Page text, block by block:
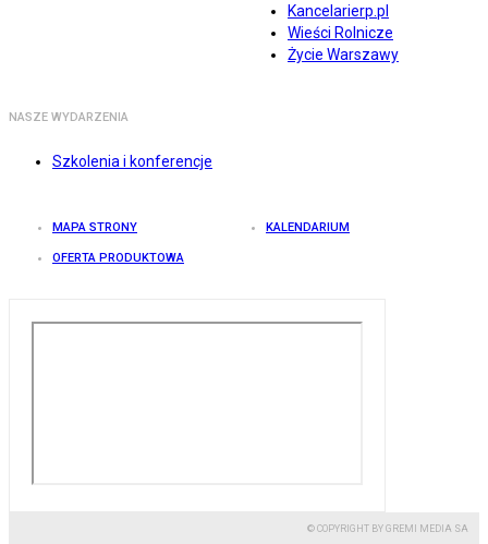
Kancelarierp.pl
Wieści Rolnicze
Życie Warszawy
NASZE WYDARZENIA
Szkolenia i konferencje
MAPA STRONY KALENDARIUM
OFERTA PRODUKTOWA
© COPYRIGHT BY GREMI MEDIA SA